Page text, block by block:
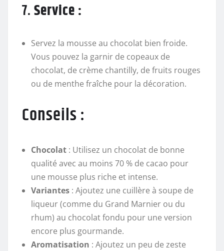
7.Service :
Servez la mousse au chocolat bien froide.
Vous pouvez la garnir de copeaux de
chocolat, de crème chantilly, de fruits rouges
ou de menthe fraîche pour la décoration.
Conseils :
Chocolat : Utilisez un chocolat de bonne
qualité avec au moins 70 % de cacao pour
une mousse plus riche et intense.
Variantes : Ajoutez une cuillère à soupe de
liqueur (comme du Grand Marnier ou du
rhum) au chocolat fondu pour une version
encore plus gourmande.
Aromatisation : Ajoutez un peu de zeste